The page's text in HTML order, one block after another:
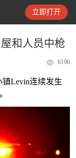
立即打开
和人员中枪
6196
镇Levin连续发生